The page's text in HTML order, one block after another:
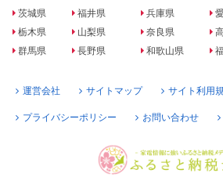
茨城県
栃木県
群馬県
福井県
山梨県
長野県
兵庫県
奈良県
和歌山県
運営会社 サイトマップ サイト利用
プライバシーポリシー お問い合わせ